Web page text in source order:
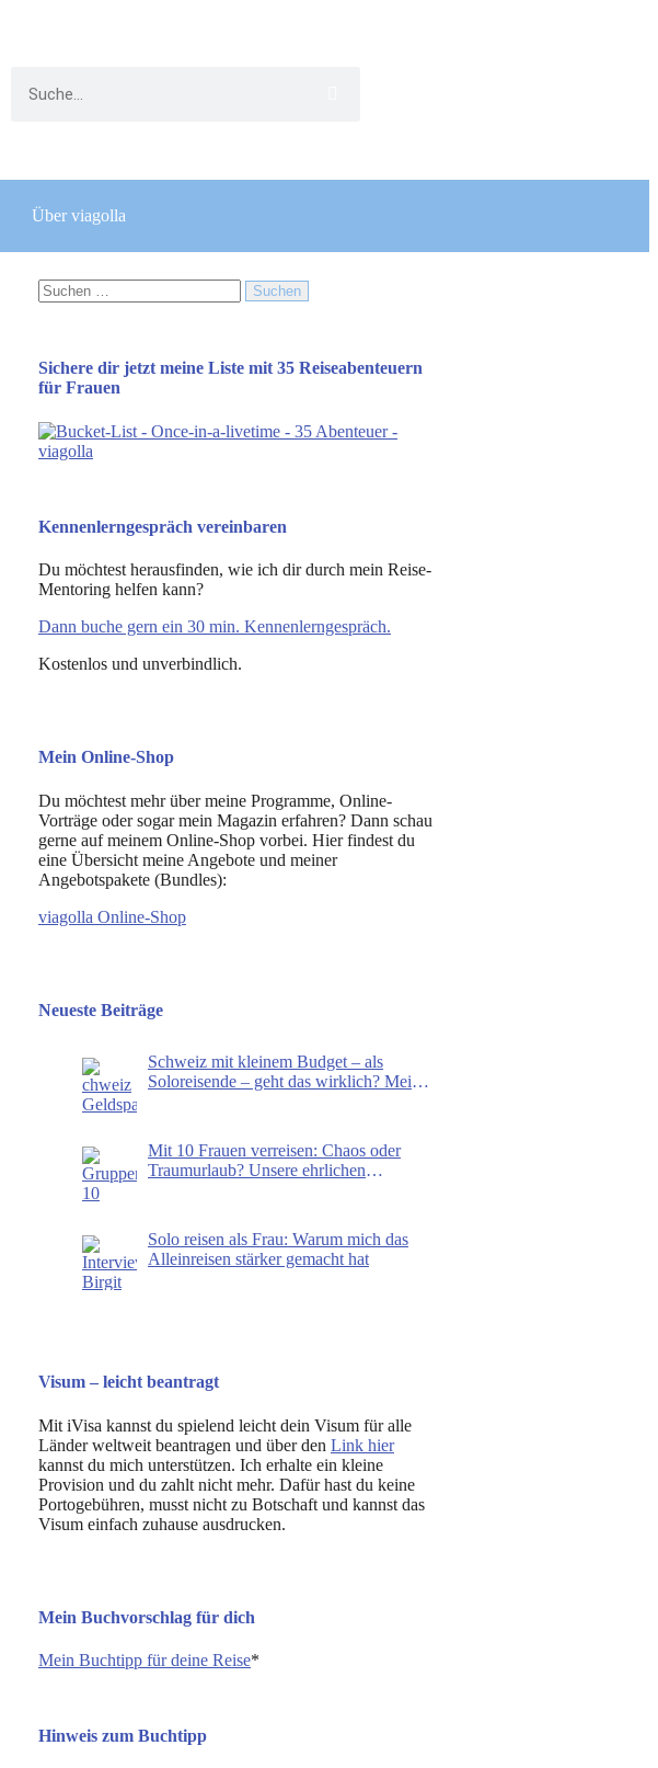
Über viagolla
Sichere dir jetzt meine Liste mit 35 Reiseabenteuern
für Frauen
Kennenlerngespräch vereinbaren
Du möchtest herausfinden, wie ich dir durch mein Reise-
Mentoring helfen kann?
Dann buche gern ein 30 min. Kennenlerngespräch.
Kostenlos und unverbindlich.
Mein Online-Shop
Du möchtest mehr über meine Programme, Online-
Vorträge oder sogar mein Magazin erfahren? Dann schau
gerne auf meinem Online-Shop vorbei. Hier findest du
eine Übersicht meine Angebote und meiner
Angebotspakete (Bundles):
viagolla Online-Shop
Neueste Beiträge
Schweiz mit kleinem Budget – als
Soloreisende – geht das wirklich? Mein
Mit 10 Frauen verreisen: Chaos oder
Traumurlaub? Unsere ehrlichen
Solo reisen als Frau: Warum mich das
Alleinreisen stärker gemacht hat
Visum – leicht beantragt
Mit iVisa kannst du spielend leicht dein Visum für alle
Länder weltweit beantragen und über den Link hier
kannst du mich unterstützen. Ich erhalte ein kleine
Provision und du zahlt nicht mehr. Dafür hast du keine
Portogebühren, musst nicht zu Botschaft und kannst das
Visum einfach zuhause ausdrucken.
Mein Buchvorschlag für dich
Mein Buchtipp für deine Reise*
Hinweis zum Buchtipp